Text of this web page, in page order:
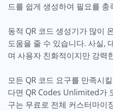
드를 쉽게 생성하여 필요를 충
동적 QR 코드 생성기가 많이
도움을 줄 수 있습니다. 사실,
며 사용자 친화적이지만 강력
모든 QR 코드 요구를 만족시
다면 QR Codes Unlimited가
구는 무료로 전체 커스터마이